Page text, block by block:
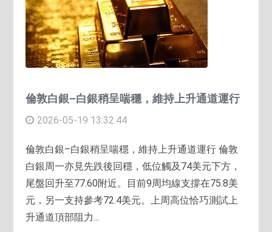
倫敦白銀–白銀稍呈喘穩，維持上升通道運行
2026-05-19 13:32:44
倫敦白銀–白銀稍呈喘穩，維持上升通道運行 倫敦
白銀周一亦見先跌後回穩，低位觸及74美元下方，
尾盤回升至77.60附近。目前9周均線支撐在75.8美
元，另一支持參考72.4美元。上周高位恰巧測試上
升通道頂部阻力...